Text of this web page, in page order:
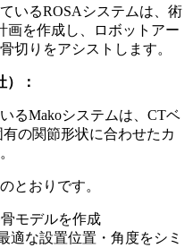
いるROSAシステムは、術
画を作成し、ロボットアー
切りをアシストします。
：
るMakoシステムは、CTベ
の関節形状に合わせたカ
とおりです。
モデルを作成
適な設置位置・角度をシミ